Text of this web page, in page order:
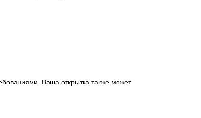
Ваша открытка также может